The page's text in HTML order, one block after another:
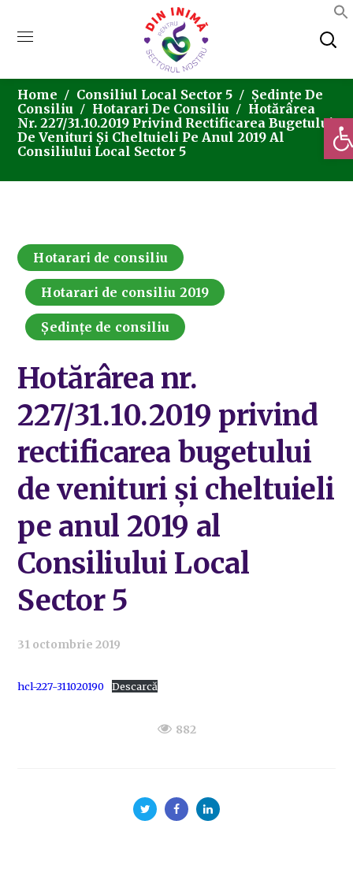
Home Consiliul Local Sector 5
Ședințe De
Consiliu
Hotarari De Consiliu
Hotărârea
Nr. 227/31.10.2019 Privind Rectificarea Bugetului
De Venituri Și Cheltuieli Pe Anul 2019 Al
Consiliului Local Sector 5
Hotarari de consiliu
Hotarari de consiliu 2019
Ședințe de consiliu
Hotărârea nr.
227/31.10.2019 privind
rectificarea bugetului
de venituri și cheltuieli
pe anul 2019 al
Consiliului Local
Sector 5
31 octombrie 2019
hcl-227-311020190 Descarcă
882